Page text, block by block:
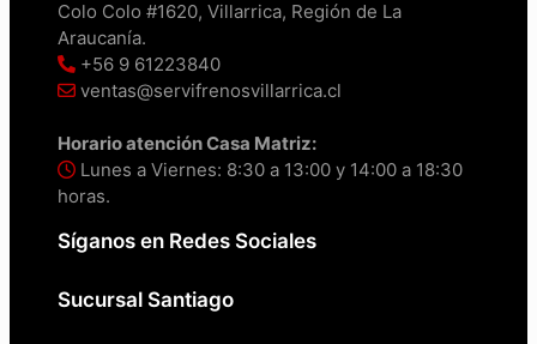
Colo Colo #1620, Villarrica, Región de La
Araucanía.
+56 9 61223840
ventas@servifrenosvillarrica.cl
Horario atención Casa Matriz:
Lunes a Viernes: 8:30 a 13:00 y 14:00 a 18:30
horas.
Síganos en Redes Sociales
Sucursal Santiago